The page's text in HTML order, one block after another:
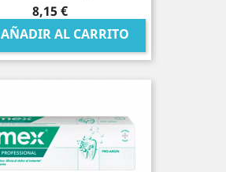
Precio
8,15 €
AÑADIR AL CARRITO